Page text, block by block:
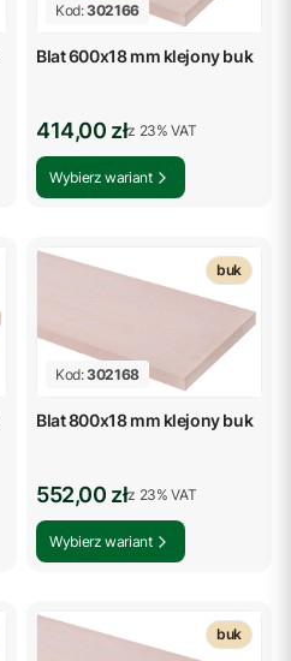
Kod:302166
Blat 600x18 mm klejony buk
Cena brutto
414,00 złz %s VAT
z 23% VAT
Wybierz wariant
Kod:302168
buk
Blat 800x18 mm klejony buk
Cena brutto
552,00 złz %s VAT
z 23% VAT
Wybierz wariant
buk